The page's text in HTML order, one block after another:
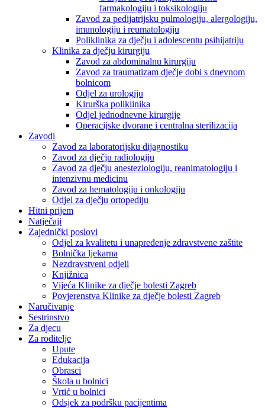
farmakologiju i toksikologiju
Zavod za pedijatrijsku pulmologiju, alergologiju,
imunologiju i reumatologiju
Poliklinika za dječju i adolescentu psihijatriju
Klinika za dječju kirurgiju
Zavod za abdominalnu kirurgiju
Zavod za traumatizam dječje dobi s dnevnom
bolnicom
Odjel za urologiju
Kirurška poliklinika
Odjel jednodnevne kirurgije
Operacijske dvorane i centralna sterilizacija
Zavodi
Zavod za laboratorijsku dijagnostiku
Zavod za dječju radiologiju
Zavod za dječju anesteziologiju, reanimatologiju i
intenzivnu medicinu
Zavod za hematologiju i onkologiju
Odjel za dječju ortopediju
Hitni prijem
Natječaji
Zajednički poslovi
Odjel za kvalitetu i unapređenje zdravstvene zaštite
Bolnička ljekarna
Nezdravstveni odjeli
Knjižnica
Vijeća Klinike za dječje bolesti Zagreb
Povjerenstva Klinike za dječje bolesti Zagreb
Naručivanje
Sestrinstvo
Za djecu
Za roditelje
Upute
Edukacija
Obrasci
Škola u bolnici
Vrtić u bolnici
Odsjek za podršku pacijentima